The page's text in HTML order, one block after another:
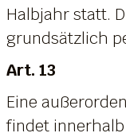
Halbjahr statt.
grundsätzlich
Art. 13
Eine
findet innerhalb